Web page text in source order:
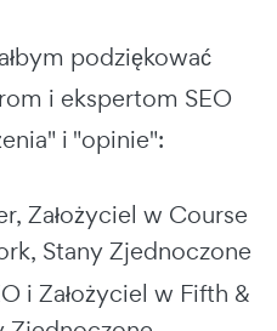
podziękować
i ekspertom SEO
i "opinie":
Założyciel w Course
Stany Zjednoczone
i Założyciel w Fifth &